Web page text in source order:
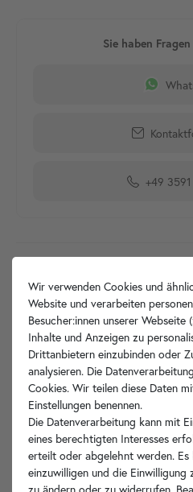
+49
Artikelbeschreibung
Hersteller-Info
Ihre
Wir verwenden Cookies und
Website und verarbeiten
Besucher:innen unserer Webseite
Inhalte und Anzeigen zu
Drittanbietern einzubinden oder
analysieren. Die
Cookies. Wir teilen diese Daten
Einstellungen benennen.
Die Datenverarbeitung kann mit
eines berechtigten Interesses
erteilt oder abgelehnt werden.
einzuwilligen und die
zu ändern oder zu widerrufen.